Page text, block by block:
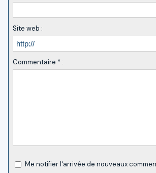
Site web :
Commentaire * :
Me notifier l'arrivée de nouveaux